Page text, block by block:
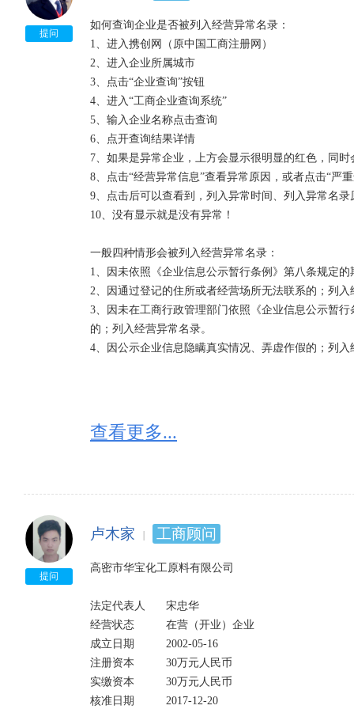
提问
如何查询企业是否被列入经营异常名录：
1、进入携创网（原中国工商注册网）
2、进入企业所属城市
3、点击“企业查询”按钮
4、进入“工商企业查询系统”
5、输入企业名称点击查询
6、点开查询结果详情
7、如果是异常企业，上方会显示很明显的红色，同
8、点击“经营异常信息”查看异常原因，或者点击“严
9、点击后可以查看到，列入异常时间、列入异常名
10、没有显示就是没有异常！
一般四种情形会被列入经营异常名录：
1、因未依照《企业信息公示暂行条例》第八条规定
2、因通过登记的住所或者经营场所无法联系的；列入
3、因未在工商行政管理部门依照《企业信息公示暂
的；列入经营异常名录。
4、因公示企业信息隐瞒真实情况、弄虚作假的；列入
查看更多...
提问
卢木家 工商顾问
高密市华宝化工原料有限公司
法定代表人	宋忠华
经营状态	        在营（开业）企业
成立日期	        2002-05-16
注册资本	        30万元人民币
实缴资本	        30万元人民币
核准日期	        2017-12-20